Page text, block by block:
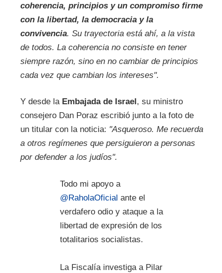
coherencia, principios y un compromiso firme
con la libertad, la democracia y la
convivencia. Su trayectoria está ahí, a la vista
de todos. La coherencia no consiste en tener
siempre razón, sino en no cambiar de principios
cada vez que cambian los intereses".
Y desde la Embajada de Israel , su ministro
consejero Dan Poraz escribió junto a la foto de
un titular con la noticia: "Asqueroso. Me recuerda
a otros regímenes que persiguieron a personas
por defender a los judíos".
Todo mi apoyo a
@RaholaOficial ante el
verdafero odio y ataque a la
libertad de expresión de los
totalitarios socialistas.
La Fiscalía investiga a Pilar